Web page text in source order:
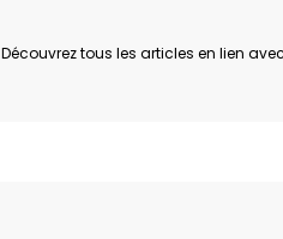
Découvrez tous les articles en lien